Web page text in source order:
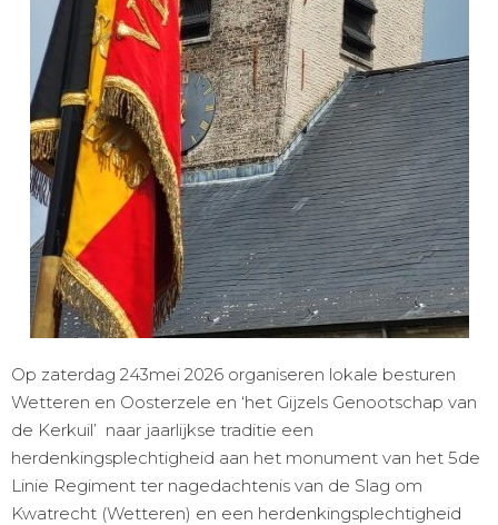
Op zaterdag 243mei 2026 organiseren lokale besturen
Wetteren en Oosterzele en ‘het Gijzels Genootschap van
de Kerkuil’ naar jaarlijkse traditie een
herdenkingsplechtigheid aan het monument van het 5de
Linie Regiment ter nagedachtenis van de Slag om
Kwatrecht (Wetteren) en een herdenkingsplechtigheid